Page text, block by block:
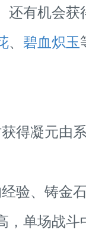
还有机会获
、 碧血炽玉
凝元由
、铸金
，单场战